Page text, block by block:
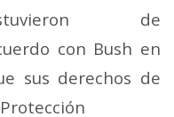
de
con Bush en
sus derechos de
Protección